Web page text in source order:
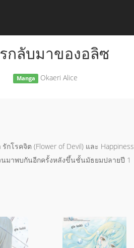
กลับมาของอลิซ
Manga Okaeri Alice
โรคจิต (Flower of Devil) และ Happiness
นมาพบกันอีกครั้งหลังขึ้นชั้นมัธยมปลายปี 1